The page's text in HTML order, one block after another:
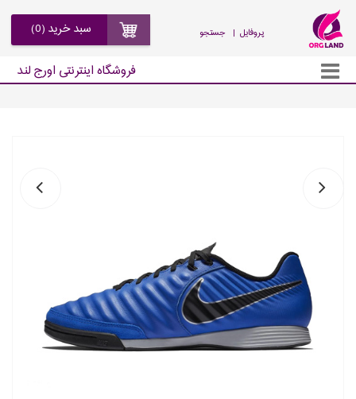
جستجو | پروفایل
فروشگاه اینترنتی اورج لند
سبد خرید (0)